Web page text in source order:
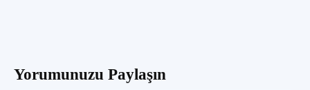
Yorumunuzu Paylaşın